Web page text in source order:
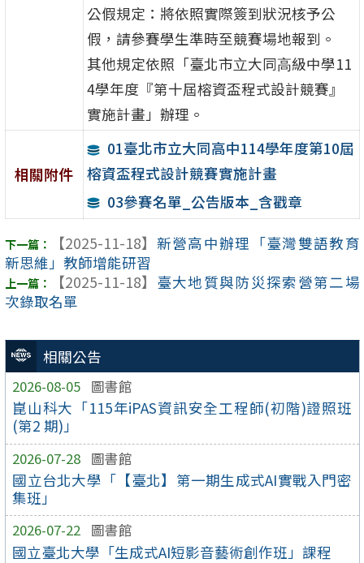
相關公告
2026-08-05 圖書館
崑山科大「115年iPAS資訊安全工程師(初階)證照班
(第2 期)」
2026-07-28 圖書館
國立台北大學「【臺北】第一期生成式AI實戰入門密
集班」
2026-07-22 圖書館
國立臺北大學「生成式AI短影音藝術創作班」課程
公假規定：將依照實際簽到狀況核予公
假，請參賽學生準時至競賽場地報到。
其他規定依照「臺北市⽴⼤同⾼級中學11
4學年度『第十屆榕資盃程式設計競賽』
實施計畫」辦理。
相關附件
01臺北市立大同高中114學年度第10屆
榕資盃程式設計競賽實施計畫
03參賽名單_公告版本_含戳章
【2025-11-18】 新營高中辦理「臺灣雙語教育
新思維」教師增能研習
【2025-11-18】 臺大地質與防災探索營第二場
次錄取名單